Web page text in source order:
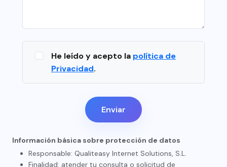
He leído y acepto la política de
Privacidad.
Enviar
Información básica sobre protección de datos
Responsable: Qualiteasy Internet Solutions, S.L.
Finalidad: atender tu consulta o solicitud de